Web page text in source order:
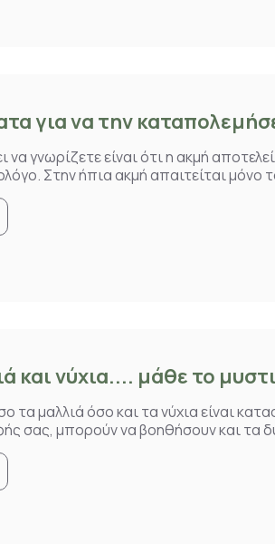
για να την
να γνωρίζετε είναι ότι η ακμή
Στην ήπια ακμή απαιτείται μόνο
και νύχια.... μάθε το
τα μαλλιά όσο και τα νύχια είναι
σας, μπορούν να βοηθήσουν και τα